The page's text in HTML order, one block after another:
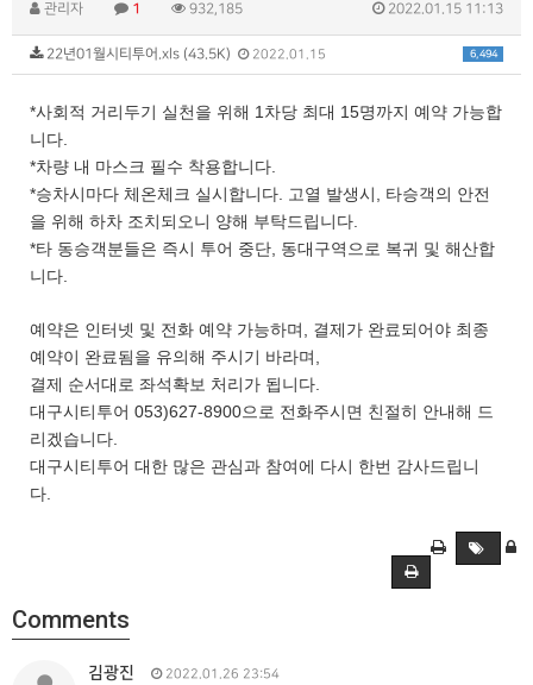
관리자 1 932,185 2022.01.15 11:13
6,494
22년01월시티투어.xls (43.5K) 2022.01.15
*사회적 거리두기 실천을 위해 1차당 최대 15명까지 예약 가능합
니다.
*차량 내 마스크 필수 착용합니다.
*승차시마다 체온체크 실시합니다. 고열 발생시, 타승객의 안전
을 위해 하차 조치되오니 양해 부탁드립니다.
*타 동승객분들은 즉시 투어 중단, 동대구역으로 복귀 및 해산합
니다.
예약은 인터넷 및 전화 예약 가능하며, 결제가 완료되어야 최종
예약이 완료됨을 유의해 주시기 바라며,
결제 순서대로 좌석확보 처리가 됩니다.
대구시티투어 053)627-8900으로 전화주시면 친절히 안내해 드
리겠습니다.
대구시티투어 대한 많은 관심과 참여에 다시 한번 감사드립니
다.
Comments
김광진 2022.01.26 23:54